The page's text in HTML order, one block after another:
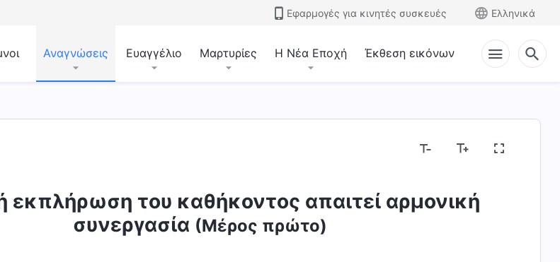
Εφαρμογές για κινητές συσκευές Ελληνικά
Αναγνώσεις Ευαγγέλιο Μαρτυρίες Η Νέα Εποχή Έκθεση εικόνων
του καθήκοντος απαιτεί αρμονική
συνεργασία (Μέρος πρώτο)